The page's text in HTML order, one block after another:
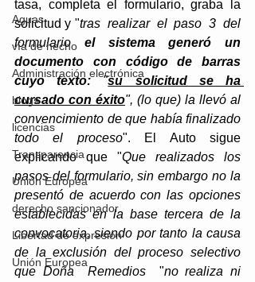
Aguas
vía de hecho
Administración electrónica
blogs
licencias
Transparencia
Unión Europea
derecho sancionador
Libertad de expresión
Unión Europea
tasa, completa el formulario, graba la
solicitud y "tras  realizar  el  paso  3  del
formulario el sistema generó un
documento con código de barras
cuyo texto: "su solicitud se ha
cursado con éxito", (lo que) la llevó al
convencimiento de que había finalizado
todo el proceso". El Auto sigue
explicando que "Que realizados los
pasos del formulario, sin embargo no la
presentó de acuerdo con las opciones
establecidas en la base tercera de la
convocatoria, siendo por tanto la causa
de la exclusión del proceso selectivo
que Doña  Remedios
  "
no realiza ni